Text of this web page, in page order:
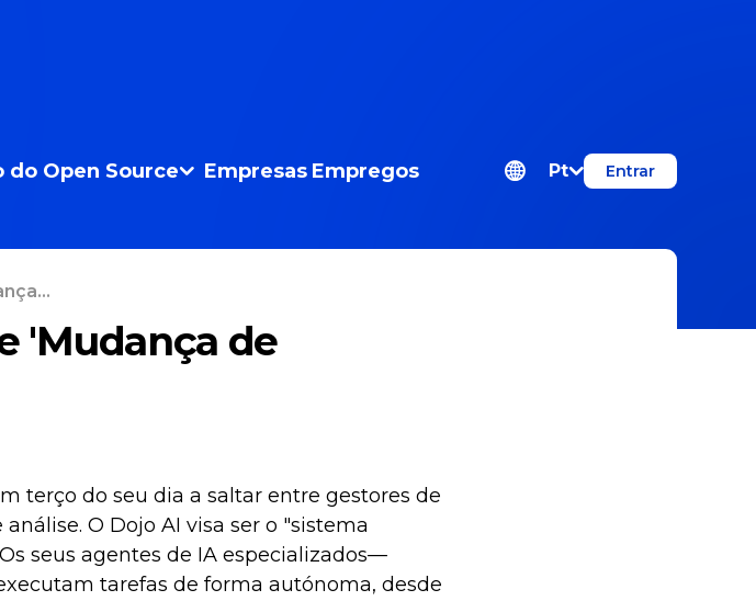
do Open Source Empresas Empregos Pt Entrar
'Mudança de
terço do seu dia a saltar entre gestores de
O Dojo AI visa ser o "sistema
seus agentes de IA especializados—
tarefas de forma autónoma, desde